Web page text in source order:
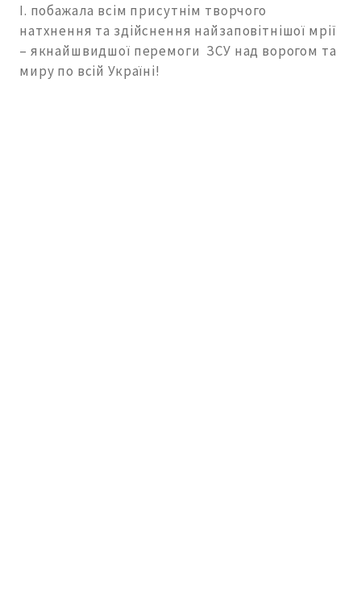
І. побажала всім присутнім творчого
натхнення та здійснення найзаповітнішої мрії
– якнайшвидшої перемоги ЗСУ над ворогом та
миру по всій Україні!